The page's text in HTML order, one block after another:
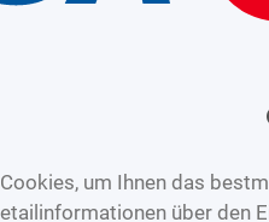
um Ihnen das
über den